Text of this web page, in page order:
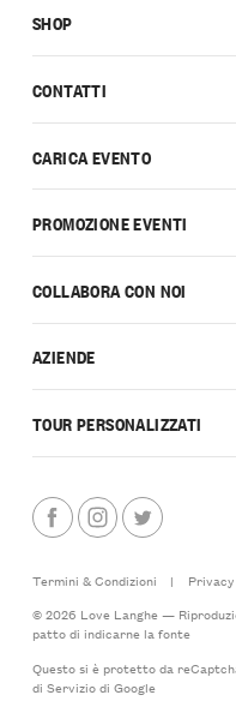
CONTATTI
CARICA EVENTO
PROMOZIONE EVENTI
COLLABORA CON NOI
AZIENDE
TOUR PERSONALIZZATI
SHOP
Termini & Condizioni |
Privacy
© 2026 Love Langhe —
patto di indicarne la fonte
Questo si è protetto da
di Serviziodi Google